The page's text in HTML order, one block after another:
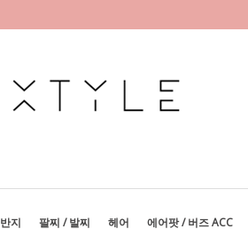
반지 팔찌 / 발찌 헤어 에어팟 / 버즈 ACC